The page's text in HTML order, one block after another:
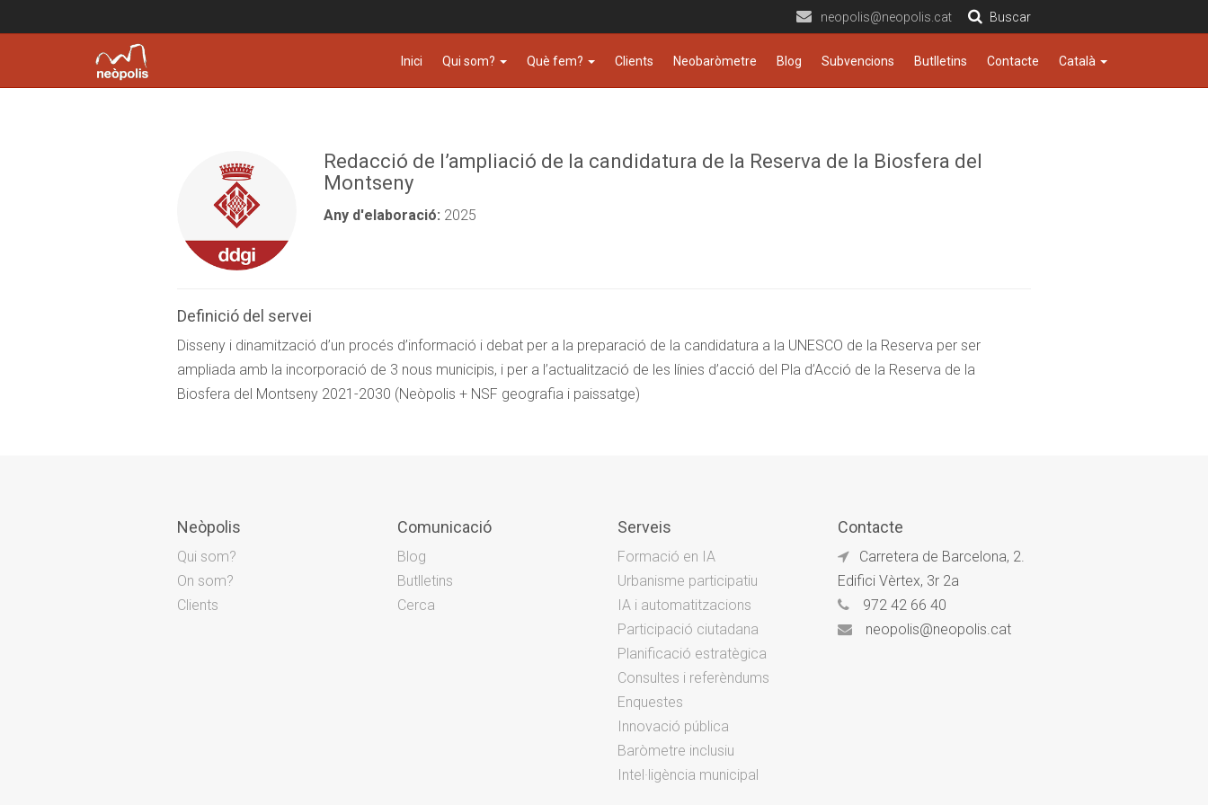
neopolis@neopolis.cat Buscar
Inici Qui som? Què fem? Clients Neobaròmetre Blog Subvencions Butlletins Contacte Català
Redacció de l’ampliació de la candidatura de la Reserva de la Biosfera del
Montseny
Any d'elaboració: 2025
Definició del servei
Disseny i dinamització d’un procés d’informació i debat per a la preparació de la candidatura a la UNESCO de la Reserva per ser
ampliada amb la incorporació de 3 nous municipis, i per a l’actualització de les línies d’acció del Pla d’Acció de la Reserva de la
Biosfera del Montseny 2021-2030 (Neòpolis + NSF geografia i paissatge)
Neòpolis
Qui som?
On som?
Clients
Comunicació
Blog
Butlletins
Cerca
Serveis
Formació en IA
Urbanisme participatiu
IA i automatitzacions
Participació ciutadana
Planificació estratègica
Consultes i referèndums
Enquestes
Innovació pública
Baròmetre inclusiu
Intel·ligència municipal
Contacte
Carretera de Barcelona, 2.
Edifici Vèrtex, 3r 2a
972 42 66 40
neopolis@neopolis.cat